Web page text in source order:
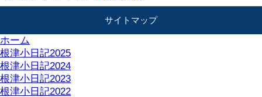
サイトマップ
ホーム
根津小日記2025
根津小日記2024
根津小日記2023
根津小日記2022